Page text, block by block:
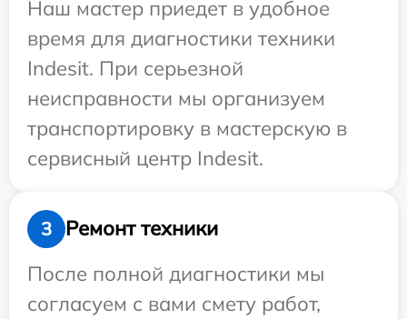
Наш мастер приедет в удобное
время для диагностики техники
Indesit. При серьезной
неисправности мы организуем
транспортировку в мастерскую в
сервисный центр Indesit.
3
Ремонт техники
После полной диагностики мы
согласуем с вами смету работ,